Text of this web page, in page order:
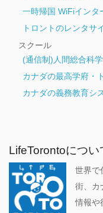
一時帰国 WiFiインタ
トロントのレンタサ
スクール
(通信制)人間総合科
カナダの最高学府・
カナダの義務教育シ
LifeTorontoについ
世界で
街、カ
情報や